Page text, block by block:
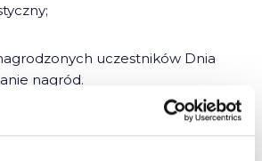
uczestników Dnia
nagród.